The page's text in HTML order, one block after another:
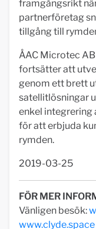
framgångsrikt
partnerföretag
tillgång till
ÅAC Microtec
fortsätter att
genom ett brett
satellitlösningar
enkel integrering
för att erbjuda
rymden.
2019-03-25
FÖR MER
Vänligen besök:
www.clyde.space